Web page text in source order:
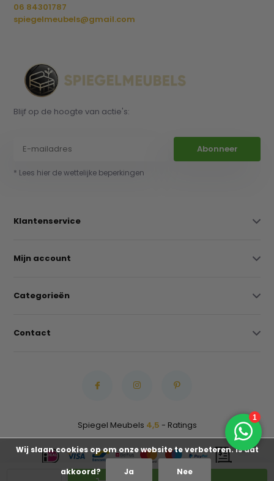
06 84301787
spiegelmeubels@gmail.com
Blijf op de hoogte van actie's:
Abonneer
* Lees hier de wettelijke beperkingen
Klantenservice
Mijn account
Categorieën
Contact
Spiegel Meubels 4,5 - Ratings
Wij slaan cookies op om onze website te verbeteren. Is dat
akkoord? Ja Nee